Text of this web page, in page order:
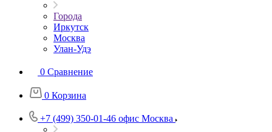
Города
Иркутск
Москва
Улан-Удэ
0 Сравнение
0 Корзина
+7 (499) 350-01-46 офис Москва